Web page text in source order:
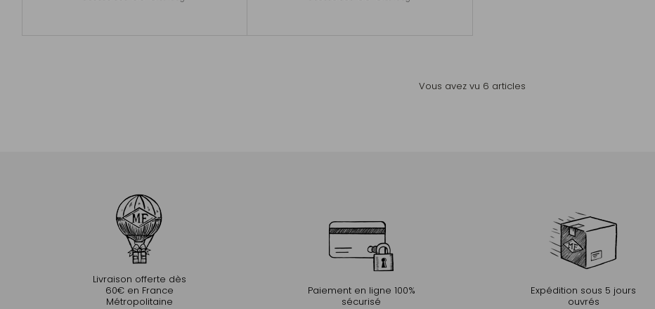
Vous avez vu 6 articles
Livraison offerte dès
60€ en France
Métropolitaine
Paiement en ligne 100%
sécurisé
Expédition sous 5 jours
ouvrés